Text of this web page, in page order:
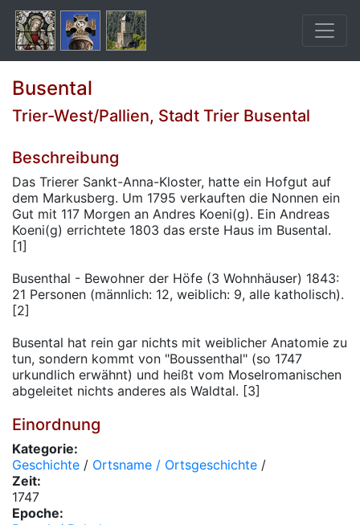
Busental
Trier-West/Pallien, Stadt Trier Busental
Beschreibung
Das Trierer Sankt-Anna-Kloster, hatte ein Hofgut auf
dem Markusberg. Um 1795 verkauften die Nonnen ein
Gut mit 117 Morgen an Andres Koeni(g). Ein Andreas
Koeni(g) errichtete 1803 das erste Haus im Busental.
[1]
Busenthal - Bewohner der Höfe (3 Wohnhäuser) 1843:
21 Personen (männlich: 12, weiblich: 9, alle katholisch).
[2]
Busental hat rein gar nichts mit weiblicher Anatomie zu
tun, sondern kommt von "Boussenthal" (so 1747
urkundlich erwähnt) und heißt vom Moselromanischen
abgeleitet nichts anderes als Waldtal. [3]
Einordnung
Kategorie:
Geschichte / Ortsname / Ortsgeschichte /
Zeit:
1747
Epoche: